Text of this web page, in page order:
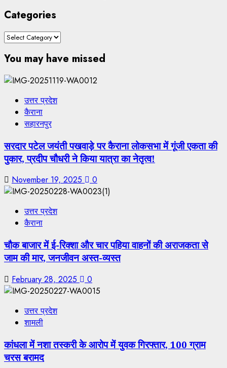
Categories
Categories
You may have missed
उत्तर प्रदेश
कैराना
सहारनपुर
सरदार पटेल जयंती पखवाड़े पर कैराना लोकसभा में गूंजी एकता की
पुकार, प्रदीप चौधरी ने किया यात्रा का नेतृत्व!
November 19, 2025 0
उत्तर प्रदेश
कैराना
चौक बाजार में ई-रिक्शा और चार पहिया वाहनों की अराजकता से
जाम की मार, जनजीवन अस्त-व्यस्त
February 28, 2025 0
उत्तर प्रदेश
शामली
कांधला में नशा तस्करी के आरोप में युवक गिरफ्तार, 100 ग्राम
चरस बरामद